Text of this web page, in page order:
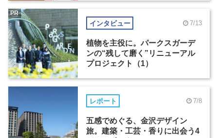
インタビュー 7/13
植物を主役に。パークスガーデ
ンの“残して磨く”リニューアル
プロジェクト（1）
PR
レポート 7/8
五感でめぐる、金沢デザイン
旅。建築・工芸・香りに出会う4